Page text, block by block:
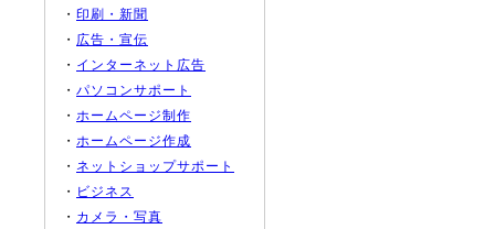
・ 印刷・新聞
・ 広告・宣伝
・ インターネット広告
・ パソコンサポート
・ ホームページ制作
・ ホームページ作成
・ ネットショップサポート
・ ビジネス
・ カメラ・写真